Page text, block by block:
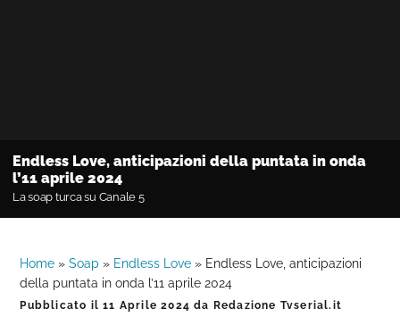
Endless Love, anticipazioni della puntata in onda
l’11 aprile 2024
La soap turca su Canale 5
Home »Soap » Endless Love » Endless Love, anticipazioni
della puntata in onda l’11 aprile 2024
Pubblicato il11 Aprile 2024 da Redazione Tvserial.it